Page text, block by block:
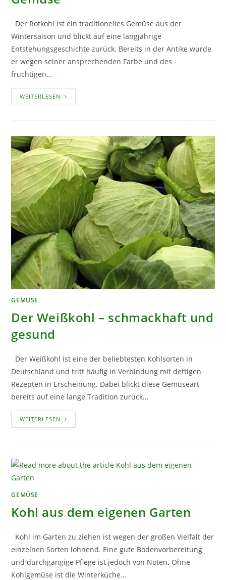
Der Rotkohl ist ein traditionelles Gemüse aus der
Wintersaison und blickt auf eine langjährige
Entstehungsgeschichte zurück. Bereits in der Antike wurde
er wegen seiner ansprechenden Farbe und des
fruchtigen…
WEITERLESEN DER
ROTKOHL
GEMÜSE
Der Weißkohl – schmackhaft und
gesund
Der Weißkohl ist eine der beliebtesten Kohlsorten in
Deutschland und tritt häufig in Verbindung mit deftigen
Rezepten in Erscheinung. Dabei blickt diese Gemüseart
bereits auf eine lange Tradition zurück…
WEITERLESEN DER
WEISSKOHL
GEMÜSE
Kohl aus dem eigenen Garten
Kohl im Garten zu ziehen ist wegen der großen Vielfalt der
einzelnen Sorten lohnend. Eine gute Bodenvorbereitung
und durchgängige Pflege ist jedoch von Nöten. Ohne
Kohlgemüse ist die Winterküche…